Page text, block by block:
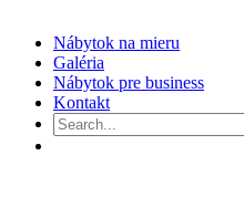
Nábytok na mieru
Galéria
Nábytok pre business
Kontakt